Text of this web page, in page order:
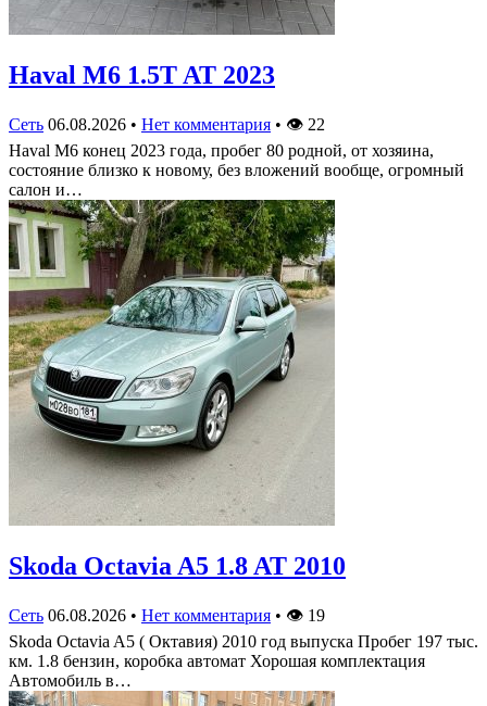
Haval M6 1.5T AT 2023
Сеть 06.08.2026 • Нет комментария • 👁 22
Haval M6 конец 2023 года, пробег 80 родной, от хозяина,
состояние близко к новому, без вложений вообще, огромный
салон и…
Skoda Octavia A5 1.8 AT 2010
Сеть 06.08.2026 • Нет комментария • 👁 19
Skoda Octavia A5 ( Октавия) 2010 год выпуска Пробег 197 тыс.
км. 1.8 бензин, коробка автомат Хорошая комплектация
Автомобиль в…